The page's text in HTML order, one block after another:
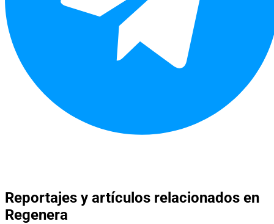
Reportajes y artículos relacionados en
Regenera